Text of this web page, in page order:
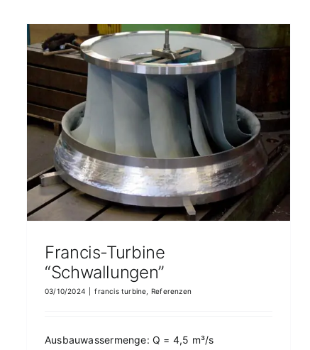
Francis-Turbine
“Schwallungen”
03/10/2024 francis turbine Referenzen
Ausbauwassermenge: Q = 4,5 m³/s
Francis-Turbine “Appenmühle” in Kalsruhe
francis turbine Referenzen